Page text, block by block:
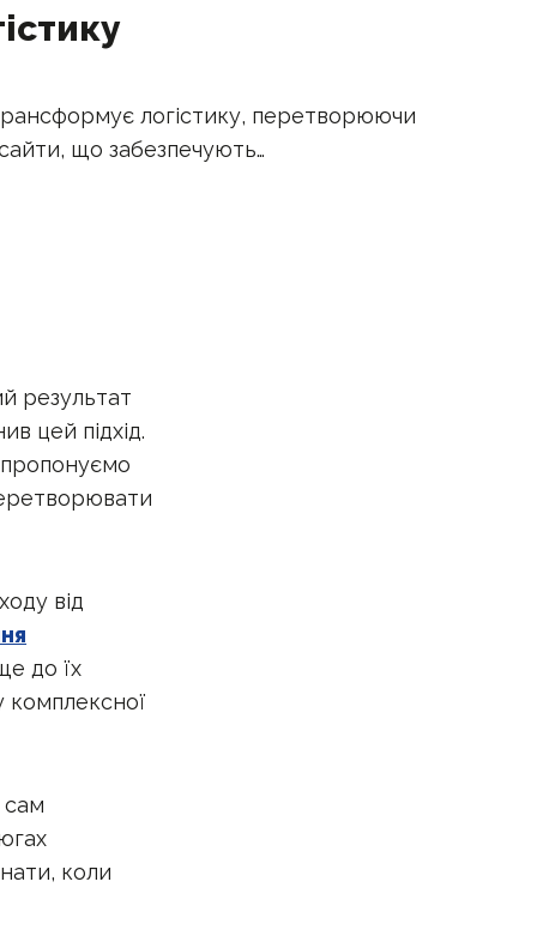
логістику, перетворюючи
що забезпечують…
результат
цей підхід.
від
до їх
комплексної
сам
коли